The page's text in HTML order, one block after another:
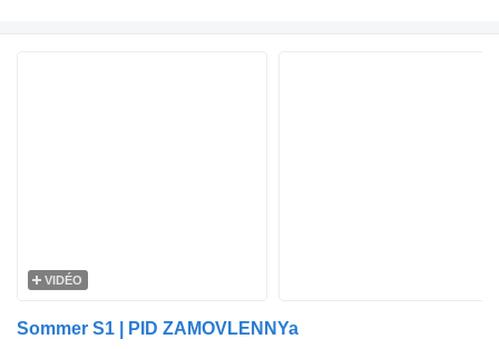
VIDÉO
Sommer S1 | PID ZAMOVLENNYa